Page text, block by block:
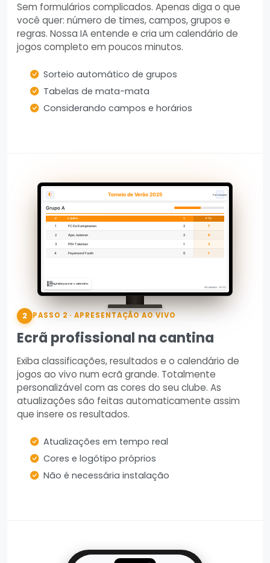
Sem formulários complicados. Apenas diga o que
você quer: número de times, campos, grupos e
regras. Nossa IA entende e cria um calendário de
jogos completo em poucos minutos.
Sorteio automático de grupos
Tabelas de mata-mata
Considerando campos e horários
Torneio de Verão 2025 Patrocinador
Grupo A
# EQUIPA V PTS
1 FC De Kampioenen 2 7
2 Ajax Junioren 2 6
3 PSV Talenten 1 3
4 Feyenoord Youth 0 1
Digitalize para ver o calendário
Atualizado: 14:32
2 PASSO 2 · APRESENTAÇÃO AO VIVO
Ecrã profissional na cantina
Exiba classificações, resultados e o calendário de
jogos ao vivo num ecrã grande. Totalmente
personalizável com as cores do seu clube. As
atualizações são feitas automaticamente assim
que insere os resultados.
Atualizações em tempo real
Cores e logótipo próprios
Não é necessária instalação